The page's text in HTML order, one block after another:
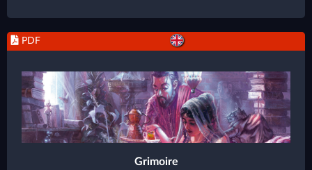
PDF
Grimoire